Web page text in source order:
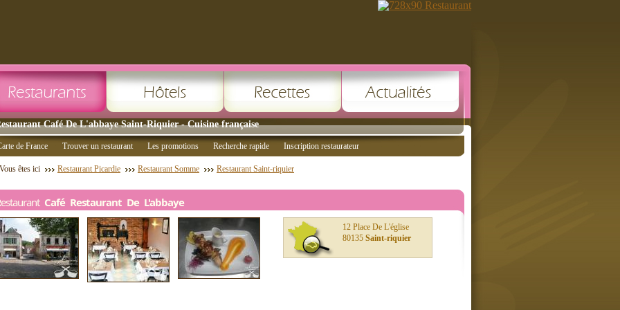
Café De L'abbaye Saint-Riquier - Cuisine française
de France Trouver un restaurant Les promotions Recherche rapide Inscription restaurateur
Vous êtes ici Restaurant Picardie Restaurant Somme Restaurant Saint-riquier
Café Restaurant De L'abbaye
12 Place De L'église
80135 Saint-riquier